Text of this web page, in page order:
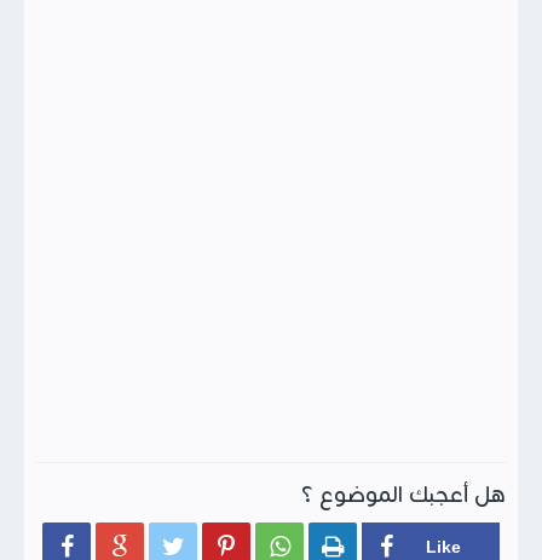
هل أعجبك الموضوع ؟
     